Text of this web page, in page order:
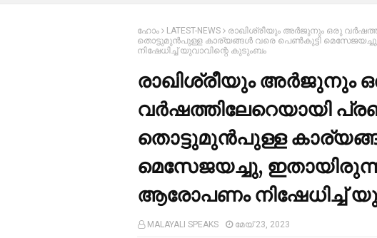
ഹോം LATEST-NEWS
രാഖിശ്രീയും അര്‍ജുനും ഒരു
തൊട്ടുമുന്‍പുള്ള കാര്യങ്ങള്‍ വരെ പെണ്‍കുട്ടി
നിഷേധിച്ച്‌ യുവാവിന്റെ കുടുംബം
രാഖിശ്രീയും അര്‍ജുനും
വര്‍ഷത്തിലേറെയായി
തൊട്ടുമുന്‍പുള്ള
മെസേജയച്ചു,
ആരോപണം നിഷേധിച്ച്‌
MALAYALI SPEAKS മേയ് 23, 2023